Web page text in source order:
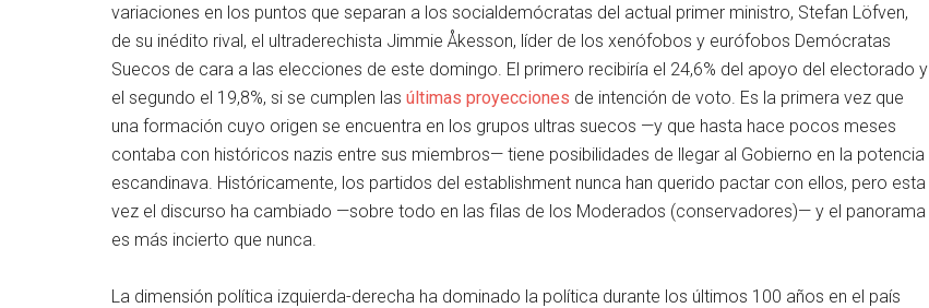
variaciones en los puntos que separan a los socialdemócratas del actual primer ministro, Stefan Löfven,
de su inédito rival, el ultraderechista Jimmie Åkesson, líder de los xenófobos y eurófobos Demócratas
Suecos de cara a las elecciones de este domingo. El primero recibiría el 24,6% del apoyo del electorado y
el segundo el 19,8%, si se cumplen las últimas proyecciones de intención de voto. Es la primera vez que
una formación cuyo origen se encuentra en los grupos ultras suecos —y que hasta hace pocos meses
contaba con históricos nazis entre sus miembros— tiene posibilidades de llegar al Gobierno en la potencia
escandinava. Históricamente, los partidos del establishment nunca han querido pactar con ellos, pero esta
vez el discurso ha cambiado —sobre todo en las filas de los Moderados (conservadores)— y el panorama
es más incierto que nunca.
La dimensión política izquierda-derecha ha dominado la política durante los últimos 100 años en el país